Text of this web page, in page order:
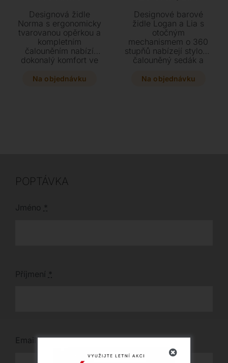
Designová židle
Norma s ergonomicky
tvarovanou opěrkou a
kompletním
čalouněním nabízí
dokonalý komfort ve
provedení. Vyberte si
Na objednávku
Designové barové
židle Logan a Lia s
otočným
mechanismem o 360
stupňů nabízejí stylový
čalouněný sedák a
základnu. Vyberte si z
Na objednávku
POPTÁVKA
Jméno *
Příjmení *
Email*